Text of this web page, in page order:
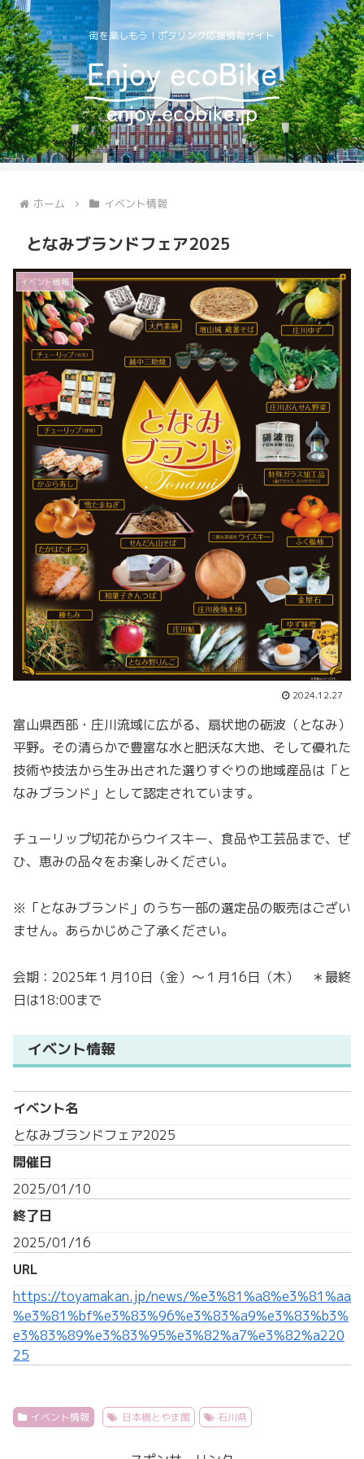
街を楽しもう！ポタリング応援情報サイト
ホーム イベント情報
となみブランドフェア2025
イベント情報
2024.12.27
富山県西部・庄川流域に広がる、扇状地の砺波（となみ）
平野。その清らかで豊富な水と肥沃な大地、そして優れた
技術や技法から生み出された選りすぐりの地域産品は「と
なみブランド」として認定されています。
チューリップ切花からウイスキー、食品や工芸品まで、ぜ
ひ、恵みの品々をお楽しみください。
※「となみブランド」のうち一部の選定品の販売はござい
ません。あらかじめご了承ください。
会期：2025年１月10日（金）～１月16日（木） ＊最終
日は18:00まで
イベント情報
イベント名
となみブランドフェア2025
開催日
2025/01/10
終了日
2025/01/16
URL
https://toyamakan.jp/news/%e3%81%a8%e3%81%aa
%e3%81%bf%e3%83%96%e3%83%a9%e3%83%b3%
e3%83%89%e3%83%95%e3%82%a7%e3%82%a220
25
イベント情報 日本橋とやま館 石川県